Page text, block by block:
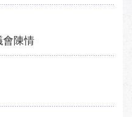
會陳情